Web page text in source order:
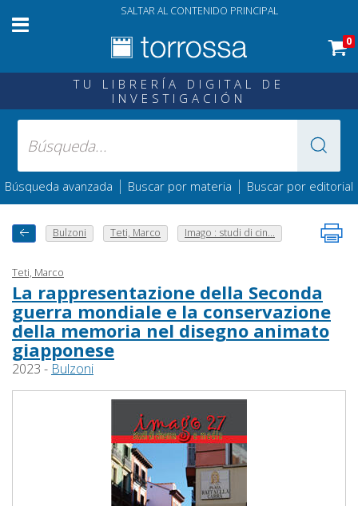
SALTAR AL CONTENIDO PRINCIPAL
0
TU LIBRERÍA DIGITAL DE
INVESTIGACIÓN
Búsqueda avanzada | Buscar por materia | Buscar por editorial
Bulzoni Teti, Marco Imago : studi di cin...
Teti, Marco
La rappresentazione della Seconda
guerra mondiale e la conservazione
della memoria nel disegno animato
giapponese
2023 - Bulzoni